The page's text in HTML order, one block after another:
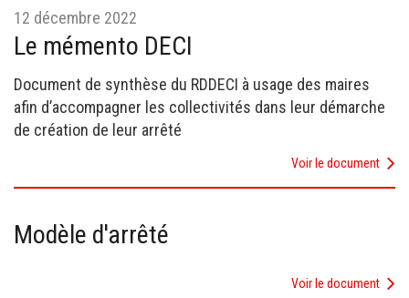
12 décembre 2022
Le mémento DECI
Document de synthèse du RDDECI à usage des maires
afin d’accompagner les collectivités dans leur démarche
de création de leur arrêté
Voir le document
Modèle d'arrêté
Voir le document